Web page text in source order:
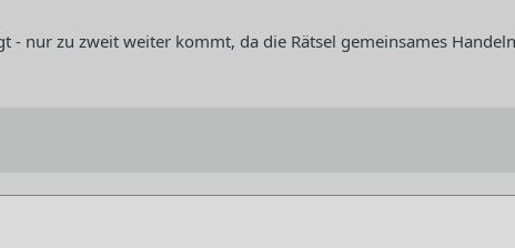
- nur zu zweit weiter kommt, da die Rätsel gemeinsames